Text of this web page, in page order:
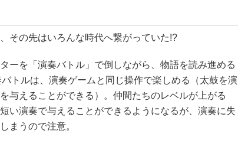
その先はいろんな時代へ繋がっていた!?
ーを「演奏バトル」で倒しながら、物語を読み進める
トルは、演奏ゲームと同じ操作で楽しめる（太鼓を演
与えることができる）。仲間たちのレベルが上がる
い演奏で与えることができるようになるが、演奏に失
まうので注意。